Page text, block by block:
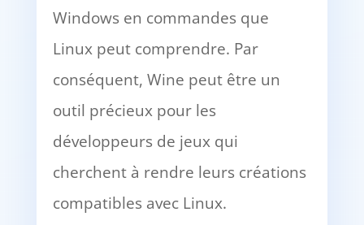
Windows en commandes que
Linux peut comprendre. Par
conséquent, Wine peut être un
outil précieux pour les
développeurs de jeux qui
cherchent à rendre leurs créations
compatibles avec Linux.